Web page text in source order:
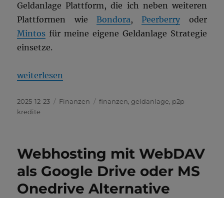
Geldanlage Plattform, die ich neben weiteren
Plattformen wie Bondora, Peerberry oder
Mintos für meine eigene Geldanlage Strategie
einsetze.
„Esketit P2P Kredit Geldanlage“
weiterlesen
Veröffentlicht
am
2025-12-23 Kategorien
Finanzen Schlagwörter
finanzen,geldanlage, p2p
kredite
Webhosting mit WebDAV
als Google Drive oder MS
Onedrive Alternative